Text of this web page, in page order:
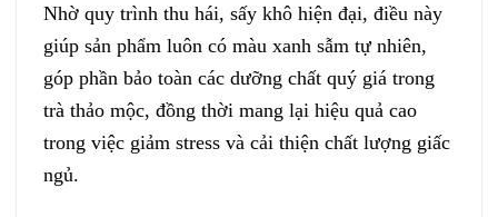
Nhờ quy trình thu hái, sấy khô hiện đại, điều này
giúp sản phẩm luôn có màu xanh sẫm tự nhiên,
góp phần bảo toàn các dưỡng chất quý giá trong
trà thảo mộc, đồng thời mang lại hiệu quả cao
trong việc giảm stress và cải thiện chất lượng giấc
ngủ.